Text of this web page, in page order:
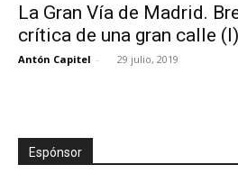
La Gran Vía de Madrid.
crítica de una gran calle
Antón Capitel - 29 julio, 2019
Espónsor